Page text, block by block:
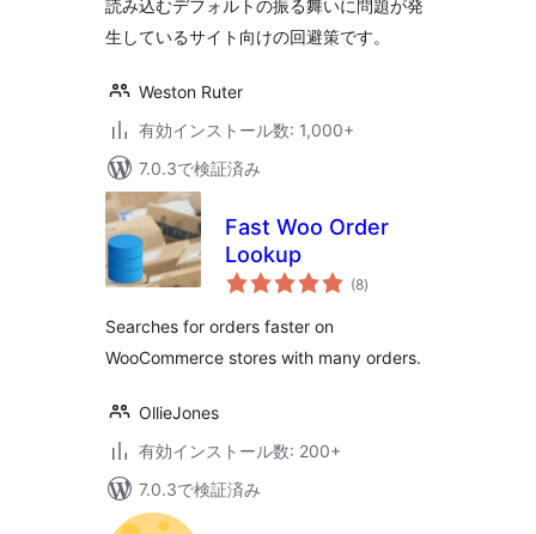
読み込むデフォルトの振る舞いに問題が発
生しているサイト向けの回避策です。
Weston Ruter
有効インストール数: 1,000+
7.0.3で検証済み
Fast Woo Order
Lookup
(8個
の)
Searches for orders faster on
WooCommerce stores with many orders.
OllieJones
有効インストール数: 200+
7.0.3で検証済み